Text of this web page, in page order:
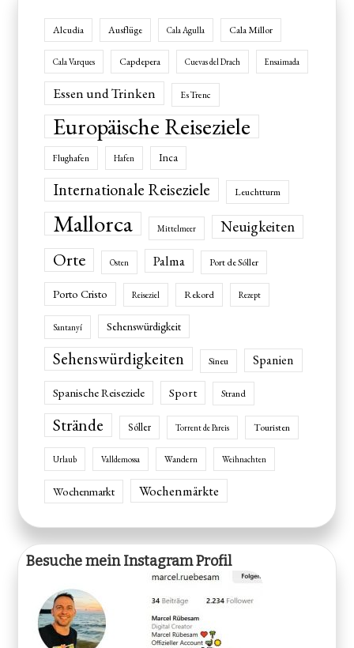
Alcudia Ausflüge Cala Agulla Cala Millor
Cala Varques Capdepera Cuevas del Drach Ensaimada
Essen und Trinken Es Trenc
Europäische Reiseziele
Flughafen Hafen Inca
Internationale Reiseziele Leuchtturm
Mallorca Mittelmeer Neuigkeiten
Orte Osten Palma Port de Sóller
Porto Cristo Reiseziel Rekord Rezept
Santanyí Sehenswürdigkeit
Sehenswürdigkeiten Sineu Spanien
Spanische Reiseziele Sport Strand
Strände Sóller Torrent de Pareis Touristen
Urlaub Valldemossa Wandern Weihnachten
Wochenmarkt Wochenmärkte
Besuche mein Instagram Profil